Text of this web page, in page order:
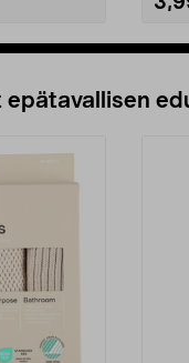
epätavallisen